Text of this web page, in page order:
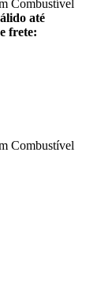
Combustível
até
frete:
Combustível